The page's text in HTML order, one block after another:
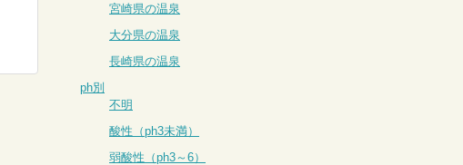
宮崎県の温泉
大分県の温泉
長崎県の温泉
ph別
不明
酸性（ph3未満）
弱酸性（ph3～6）